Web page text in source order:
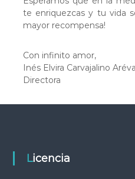
te enriquezcas y tu vida
mayor recompensa!
Con infinito amor,
Inés Elvira Carvajalino
Directora
Licencia